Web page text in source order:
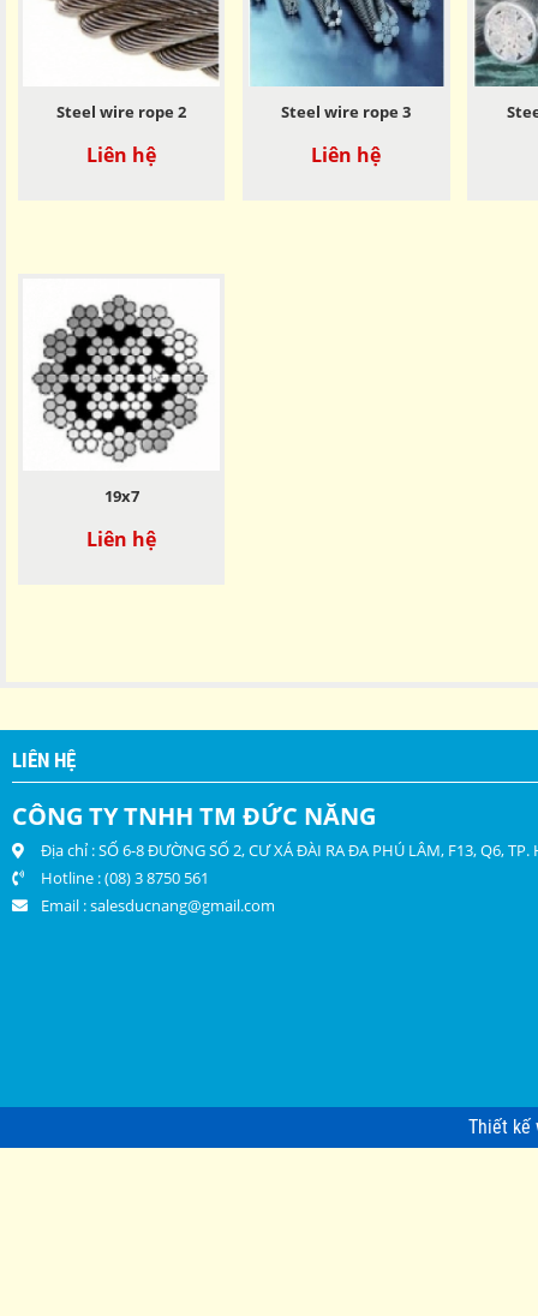
Steel wire rope 2
Liên hệ
Steel wire rope 3
Liên hệ
19x7
Liên hệ
LIÊN HỆ
CÔNG TY TNHH TM ĐỨC NĂNG
Địa chỉ : SỐ 6-8 ĐƯỜNG SỐ 2, CƯ XÁ ĐÀI RA ĐA PHÚ LÂM, F13, Q6, TP.
Hotline : (08) 3 8750 561
Email :salesducnang@gmail.com
Thiết kế